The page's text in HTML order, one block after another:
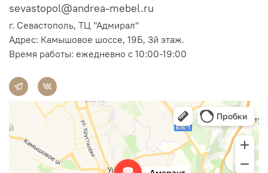
sevastopol@andrea-mebel.ru
г. Севастополь, ТЦ "Адмирал"
Адрес: Камышовое шоссе, 19Б, 3й этаж.
Время работы: ежедневно с 10:00-19:00